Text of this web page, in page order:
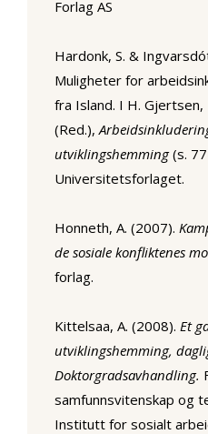
Forlag AS
Hardonk, S. &
Muligheter for
fra Island. I H.
(Red.),
utviklingshemming(s.
Universitetsforlaget.
Honneth, A. (2007).
de sosiale konfliktenes
forlag.
Kittelsaa, A. (2008). Et
utviklingshemming,
Doktorgradsavhandling.
samfunnsvitenskap og
Institutt for sosialt